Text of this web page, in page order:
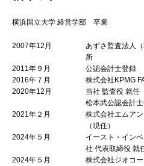
横浜国立大学 経営学部 卒業
2007年12月
あずさ監査法人
所
2011年９月
公認会計士登録
2016年７月
株式会社KPMG
2020年12月
当社 監査役 就任
松本武公認会計
2021年２月
株式会社エムア
（現任）
2024年５月
イースト・イン
社 代表取締役 就
2024年５月
株式会社ジオコ